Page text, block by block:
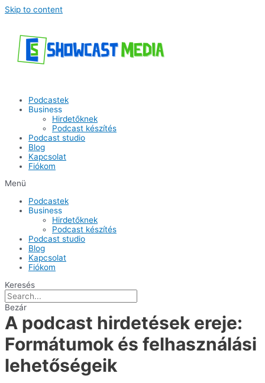
Skip to content
Podcastek
Business
Hirdetőknek
Podcast készítés
Podcast studio
Blog
Kapcsolat
Fiókom
Menü
Podcastek
Business
Hirdetőknek
Podcast készítés
Podcast studio
Blog
Kapcsolat
Fiókom
Keresés
Bezár
A podcast hirdetések ereje:
Formátumok és felhasználási
lehetőségeik